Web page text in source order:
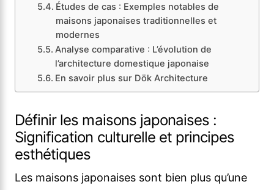
Études de cas : Exemples notables de
maisons japonaises traditionnelles et
modernes
Analyse comparative : L’évolution de
l’architecture domestique japonaise
En savoir plus sur Dök Architecture
Définir les maisons japonaises :
Signification culturelle et principes
esthétiques
Les maisons japonaises sont bien plus qu’une